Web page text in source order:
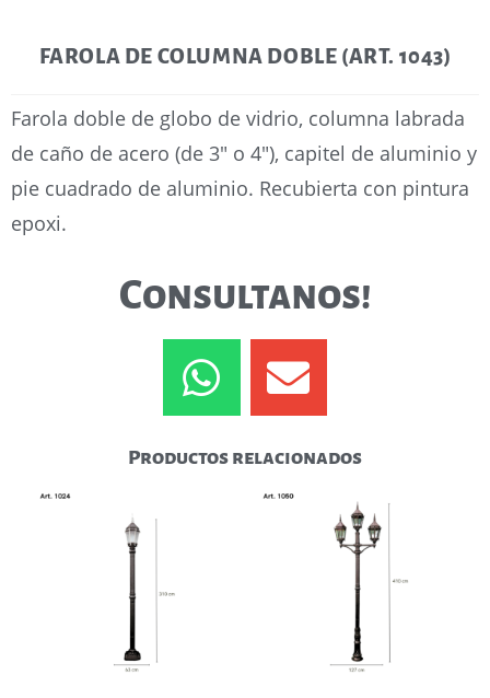
FAROLA DE COLUMNA DOBLE (ART. 1043)
Farola doble de globo de vidrio, columna labrada
de caño de acero (de 3″ o 4″), capitel de aluminio y
pie cuadrado de aluminio. Recubierta con pintura
epoxi.
Consultanos!
Productos relacionados